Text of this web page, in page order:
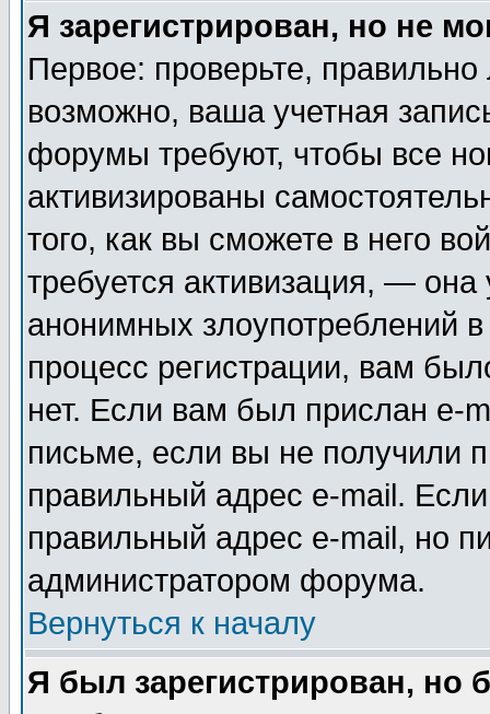
Я зарегистрирован, но не
Первое: проверьте,
возможно, ваша учетная
форумы требуют, чтобы все
активизированы
того, как вы сможете в него
требуется активизация, —
анонимных злоупотреблений
процесс регистрации, вам
нет. Если вам был прислан e-
письме, если вы не получили
правильный адрес e-mail.
правильный адрес e-mail, но
администратором форума.
Вернуться к началу
Я был зарегистрирован, но